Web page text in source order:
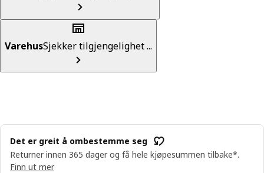
VarehusSjekker tilgjengelighet ...
Det er greit å ombestemme seg
Returner innen 365 dager og få hele kjøpesummen tilbake*.
Finn ut mer